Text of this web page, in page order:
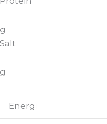
g
Salt
g
Energi